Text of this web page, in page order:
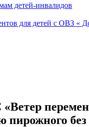
детей-инвалидов
для детей с ОВЗ «
без